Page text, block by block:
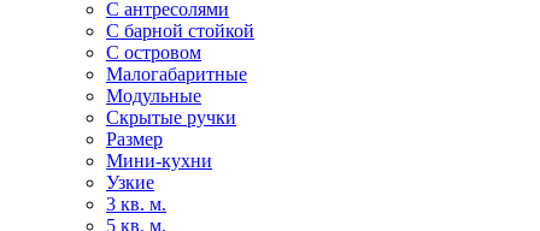
С антресолями
С барной стойкой
С островом
Малогабаритные
Модульные
Скрытые ручки
Размер
Мини-кухни
Узкие
3 кв. м.
5 кв. м.